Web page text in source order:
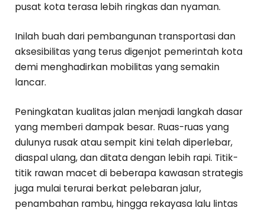
pusat kota terasa lebih ringkas dan nyaman.
Inilah buah dari pembangunan transportasi dan
aksesibilitas yang terus digenjot pemerintah kota
demi menghadirkan mobilitas yang semakin
lancar.
Peningkatan kualitas jalan menjadi langkah dasar
yang memberi dampak besar. Ruas-ruas yang
dulunya rusak atau sempit kini telah diperlebar,
diaspal ulang, dan ditata dengan lebih rapi. Titik-
titik rawan macet di beberapa kawasan strategis
juga mulai terurai berkat pelebaran jalur,
penambahan rambu, hingga rekayasa lalu lintas